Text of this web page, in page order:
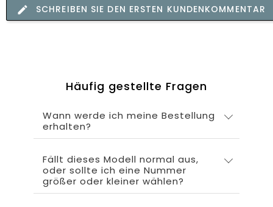
SCHREIBEN SIE DEN ERSTEN KUNDENKOMMENTAR
Häufig gestellte Fragen
Wann werde ich meine Bestellung
erhalten?
Fällt dieses Modell normal aus,
oder sollte ich eine Nummer
größer oder kleiner wählen?